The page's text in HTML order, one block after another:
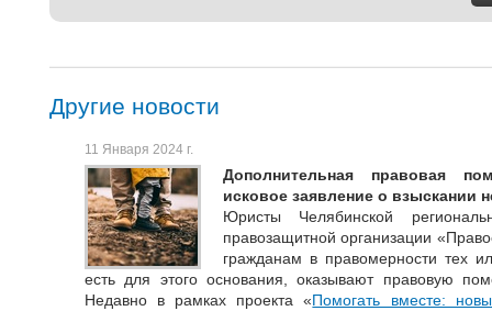
Другие новости
11 Января 2024 г.
Дополнительная правовая
исковое заявление о взыскании
Юристы Челябинской
правозащитной организации
гражданам в правомерности тех
есть для этого основания, оказывают правовую
Недавно в рамках проекта «Помогать вместе: